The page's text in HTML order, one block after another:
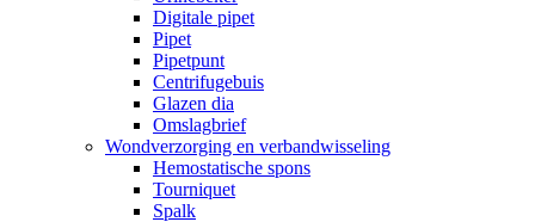
Digitale pipet
Pipet
Pipetpunt
Centrifugebuis
Glazen dia
Omslagbrief
Wondverzorging en verbandwisseling
Hemostatische spons
Tourniquet
Spalk